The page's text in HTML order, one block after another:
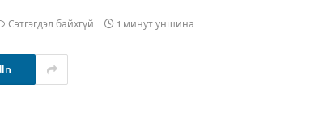
Сэтгэгдэл байхгүй 1 минут уншина